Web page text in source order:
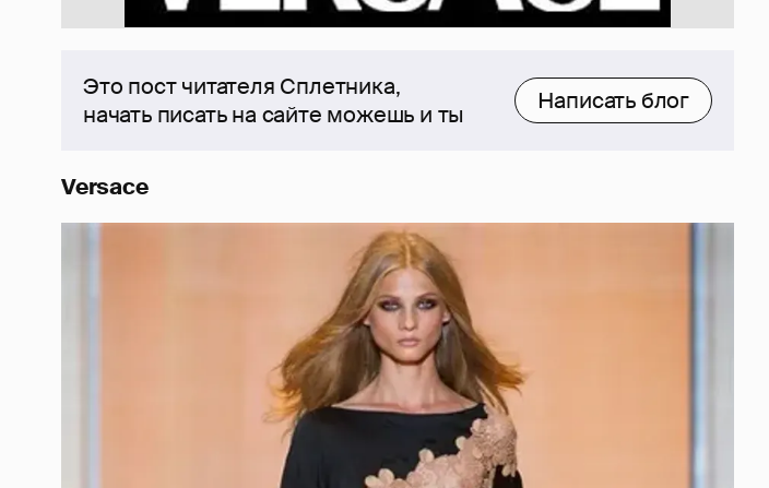
Это пост читателя Сплетника,
начать писать на сайте можешь и ты
Написать блог
Versace